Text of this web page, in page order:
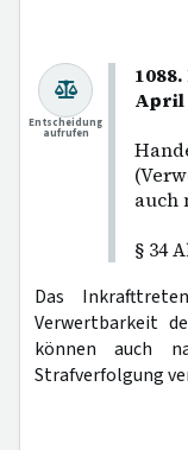
April
auch
§ 34
Entscheidung
aufrufen
Das
Verwertbarkeit
können auch
Strafverfolgung